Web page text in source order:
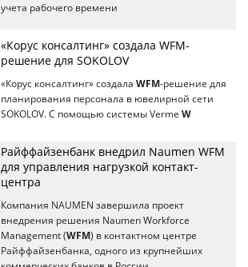
учета рабочего времени
«Корус консалтинг» создала WFM-
решение для SOKOLOV
«Корус консалтинг» создала WFM-решение для
планирования персонала в ювелирной сети
SOKOLOV. С помощью системы Verme W
Райффайзенбанк внедрил Naumen WFM
для управления нагрузкой контакт-
центра
Компания NAUMEN завершила проект
внедрения решения Naumen Workforce
Management (WFM) в контактном центре
Райффайзенбанка, одного из крупнейших